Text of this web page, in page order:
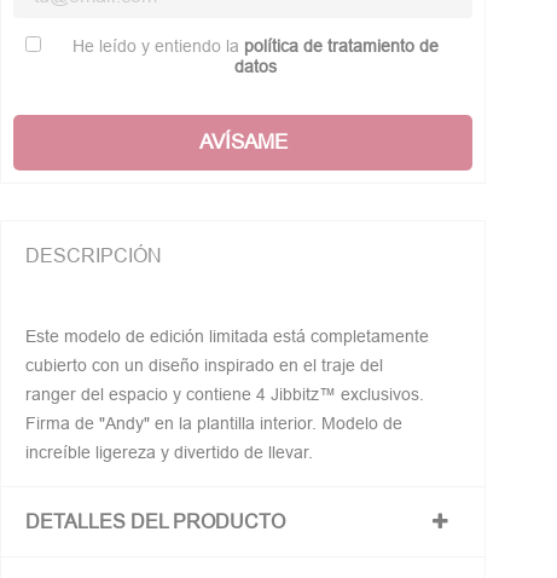
He leído y entiendo la política de tratamiento de
datos
AVÍSAME
DESCRIPCIÓN
Este modelo de edición limitada está completamente
cubierto con un diseño inspirado en el traje del
ranger del espacio y contiene 4 Jibbitz™ exclusivos.
Firma de "Andy" en la plantilla interior. Modelo de
increíble ligereza y divertido de llevar.
DETALLES DEL PRODUCTO